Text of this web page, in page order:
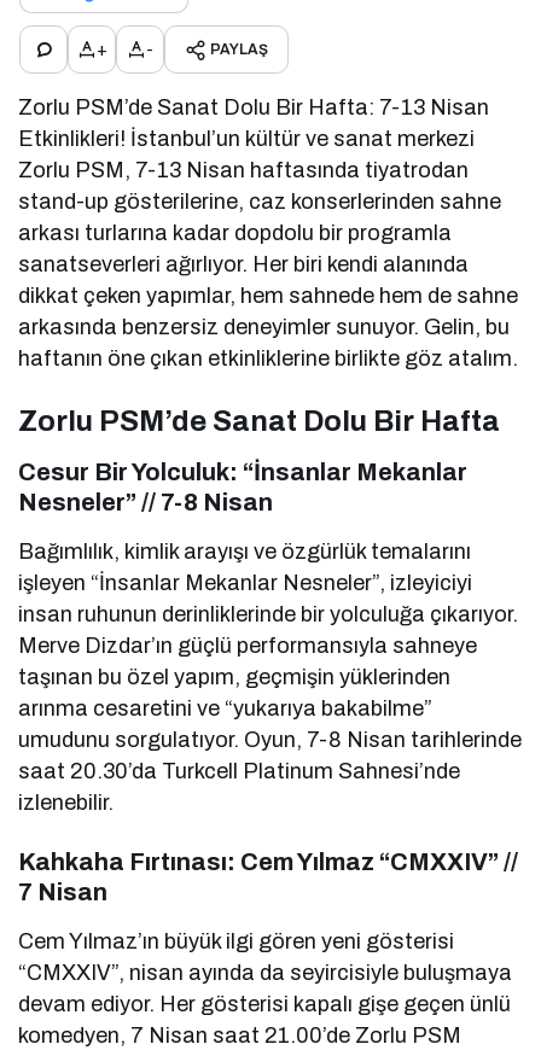
+ - PAYLAŞ
Zorlu PSM’de Sanat Dolu Bir Hafta: 7-13 Nisan
Etkinlikleri! İstanbul’un kültür ve sanat merkezi
Zorlu PSM, 7-13 Nisan haftasında tiyatrodan
stand-up gösterilerine, caz konserlerinden sahne
arkası turlarına kadar dopdolu bir programla
sanatseverleri ağırlıyor. Her biri kendi alanında
dikkat çeken yapımlar, hem sahnede hem de sahne
arkasında benzersiz deneyimler sunuyor. Gelin, bu
haftanın öne çıkan etkinliklerine birlikte göz atalım.
Zorlu PSM’de Sanat Dolu Bir Hafta
Cesur Bir Yolculuk: “İnsanlar Mekanlar
Nesneler” // 7-8 Nisan
Bağımlılık, kimlik arayışı ve özgürlük temalarını
işleyen “İnsanlar Mekanlar Nesneler”, izleyiciyi
insan ruhunun derinliklerinde bir yolculuğa çıkarıyor.
Merve Dizdar’ın güçlü performansıyla sahneye
taşınan bu özel yapım, geçmişin yüklerinden
arınma cesaretini ve “yukarıya bakabilme”
umudunu sorgulatıyor. Oyun, 7-8 Nisan tarihlerinde
saat 20.30’da Turkcell Platinum Sahnesi’nde
izlenebilir.
Kahkaha Fırtınası: Cem Yılmaz “CMXXIV” //
7 Nisan
Cem Yılmaz’ın büyük ilgi gören yeni gösterisi
“CMXXIV”, nisan ayında da seyircisiyle buluşmaya
devam ediyor. Her gösterisi kapalı gişe geçen ünlü
komedyen, 7 Nisan saat 21.00’de Zorlu PSM